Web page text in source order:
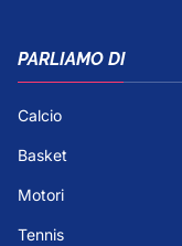
PARLIAMO DI
Calcio
Basket
Motori
Tennis